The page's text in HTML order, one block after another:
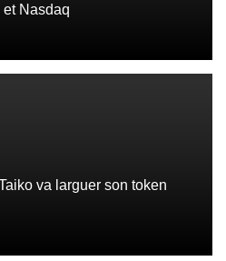
Nasdaq
va larguer son token